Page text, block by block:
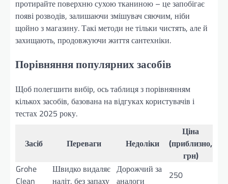
протирайте поверхню сухою тканиною – це запобігає
появі розводів, залишаючи змішувач сяючим, ніби
щойно з магазину. Такі методи не тільки чистять, але й
захищають, продовжуючи життя сантехніки.
Порівняння популярних засобів
Щоб полегшити вибір, ось таблиця з порівнянням
кількох засобів, базована на відгуках користувачів і
тестах 2025 року.
Засіб Переваги Недоліки
Ціна
(приблизно,
грн)
Grohe
Clean
Швидко видаляє
наліт, без запаху
Дорожчий за
аналоги
250